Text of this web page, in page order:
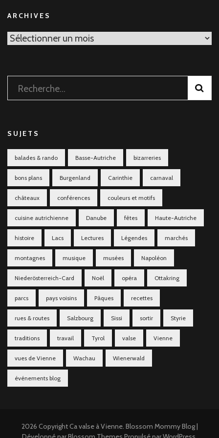
ARCHIVES
Archives
Rechercher :
SUJETS
balades & rando Basse-Autriche bizarreries
bons plans Burgenland Carinthie carnaval
châteaux conférences couleurs et motifs
cuisine autrichienne Danube fêtes Haute-Autriche
histoire Lacs Lectures Légendes marchés
montagnes musique musées Napoléon
Niederösterreich-Card Noël opéra Ottakring
parcs pays voisins Pâques recettes
rues & routes Salzbourg Sissi sortir Styrie
traditions travail Tyrol valse Vienne
vues de Vienne Wachau Wienerwald
événements blog
2026 CopyrightCa valse à Vienne. Blossom Mommy Blog |